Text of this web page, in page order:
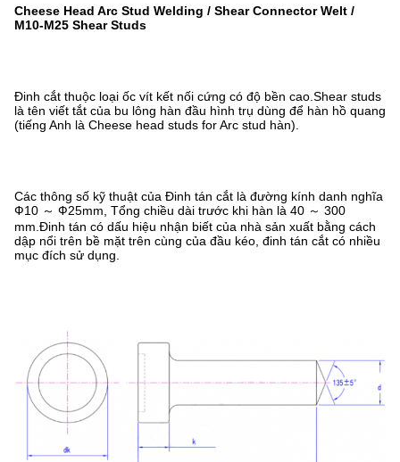
Cheese Head Arc Stud Welding / Shear Connector Welt /
M10-M25 Shear Studs
Đinh cắt thuộc loại ốc vít kết nối cứng có độ bền cao.Shear studs
là tên viết tắt của bu lông hàn đầu hình trụ dùng để hàn hồ quang
(tiếng Anh là Cheese head studs for Arc stud hàn).
Các thông số kỹ thuật của Đinh tán cắt là đường kính danh nghĩa
Ф10 ～ Ф25mm, Tổng chiều dài trước khi hàn là 40 ～ 300
mm.Đinh tán có dấu hiệu nhận biết của nhà sản xuất bằng cách
dập nổi trên bề mặt trên cùng của đầu kéo, đinh tán cắt có nhiều
mục đích sử dụng.